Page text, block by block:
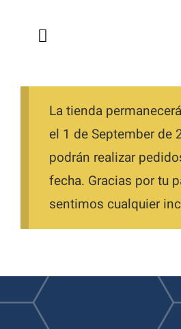
Toggle
Quienes Somos
Formaciones
Tienda
Blog
Mi Cuenta
Pedidos
Descargas
La tienda
el 1 de September de
podrán realizar
fecha. Gracias por tu
sentimos cualquier